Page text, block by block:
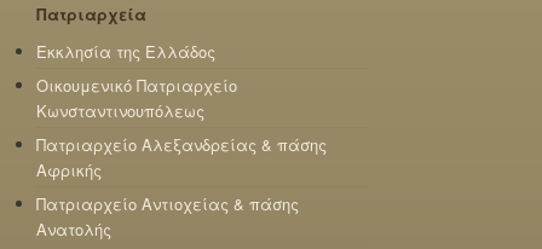
Πατριαρχεία
Εκκλησία της Ελλάδος
Οικουμενικό Πατριαρχείο
Κωνσταντινουπόλεως
Πατριαρχείο Αλεξανδρείας & πάσης
Αφρικής
Πατριαρχείο Αντιοχείας & πάσης
Ανατολής